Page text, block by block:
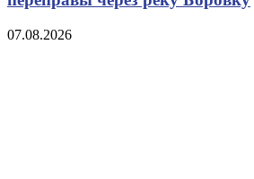
07.08.2026